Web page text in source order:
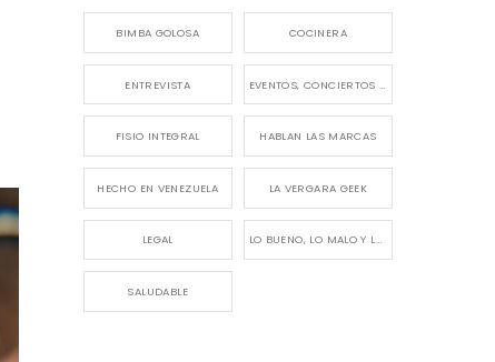
BIMBA GOLOSA COCINERA
ENTREVISTA
FISIO INTEGRAL HABLAN LAS MARCAS
HECHO EN VENEZUELA LA VERGARA GEEK
LEGAL LO BUENO, LO MALO Y LO FEO
SALUDABLE